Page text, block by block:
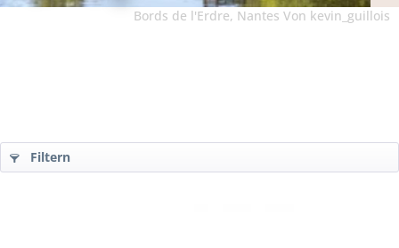
Bords de l'Erdre, Nantes Von kevin_guillois
Filtern